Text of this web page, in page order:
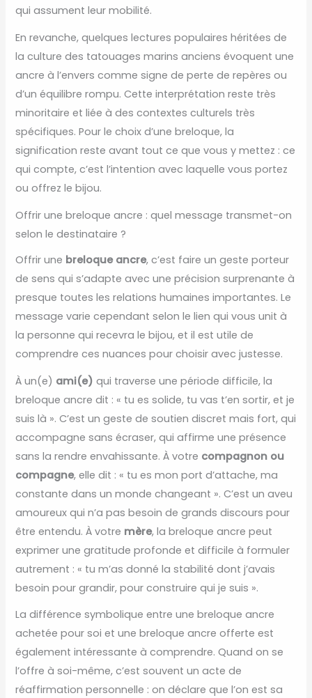
qui assument leur mobilité.
En revanche, quelques lectures populaires héritées de
la culture des tatouages marins anciens évoquent une
ancre à l’envers comme signe de perte de repères ou
d’un équilibre rompu. Cette interprétation reste très
minoritaire et liée à des contextes culturels très
spécifiques. Pour le choix d’une breloque, la
signification reste avant tout ce que vous y mettez : ce
qui compte, c’est l’intention avec laquelle vous portez
ou offrez le bijou.
Offrir une breloque ancre : quel message transmet-on
selon le destinataire ?
Offrir une breloque ancre, c’est faire un geste porteur
de sens qui s’adapte avec une précision surprenante à
presque toutes les relations humaines importantes. Le
message varie cependant selon le lien qui vous unit à
la personne qui recevra le bijou, et il est utile de
comprendre ces nuances pour choisir avec justesse.
À un(e) ami(e) qui traverse une période difficile, la
breloque ancre dit : « tu es solide, tu vas t’en sortir, et je
suis là ». C’est un geste de soutien discret mais fort, qui
accompagne sans écraser, qui affirme une présence
sans la rendre envahissante. À votre compagnon ou
compagne, elle dit : « tu es mon port d’attache, ma
constante dans un monde changeant ». C’est un aveu
amoureux qui n’a pas besoin de grands discours pour
être entendu. À votre mère, la breloque ancre peut
exprimer une gratitude profonde et difficile à formuler
autrement : « tu m’as donné la stabilité dont j’avais
besoin pour grandir, pour construire qui je suis ».
La différence symbolique entre une breloque ancre
achetée pour soi et une breloque ancre offerte est
également intéressante à comprendre. Quand on se
l’offre à soi-même, c’est souvent un acte de
réaffirmation personnelle : on déclare que l’on est sa